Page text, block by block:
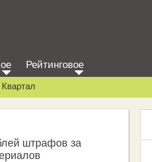
Рейтинговое
Квартал
штрафов за